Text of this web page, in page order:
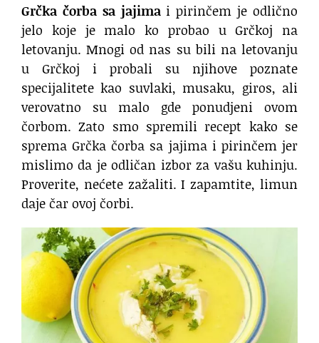
Grčka čorba sa jajimai pirinčem je odlično
jelo koje je malo ko probao u Grčkoj na
letovanju. Mnogi od nas su bili na letovanju
u Grčkoj i probali su njihove poznate
specijalitete kao suvlaki, musaku, giros, ali
verovatno su malo gde ponudjeni ovom
čorbom. Zato smo spremili recept kako se
sprema Grčka čorba sa jajima i pirinčem jer
mislimo da je odličan izbor za vašu kuhinju.
Proverite, nećete zažaliti. I zapamtite, limun
daje čar ovoj čorbi.